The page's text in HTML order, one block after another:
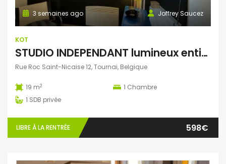
Joffrey Saucez
3 semaines ago
KOT
STUDIO INDEPENDANT lumineux entièrement meublé
Rue Roc Saint-Nicaise 12, Tournai, Belgique
19 m2 1 Chambre
1 SDB privée
LIBRE À LA RENTRÉE 598€